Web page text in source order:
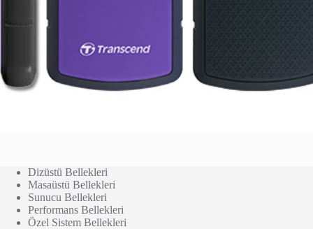
Dizüstü Bellekleri
Masaüstü Bellekleri
Sunucu Bellekleri
Performans Bellekleri
Özel Sistem Bellekleri